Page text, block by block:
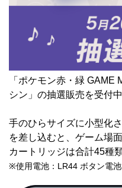
「ポケモン赤・緑
シン」の抽選販売を受付中
手のひらサイズに小型化
を差し込むと、ゲーム場
カートリッジは合計45種
※使用電池：LR44 ボタン電